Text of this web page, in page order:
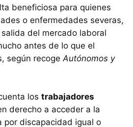
beneficiosa para quienes
o enfermedades severas,
del mercado laboral
antes de lo que el
según recoge Autónomos y
los trabajadores
derecho a acceder a la
por discapacidad igual o